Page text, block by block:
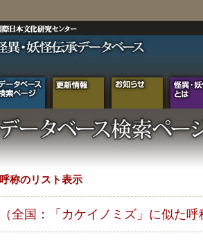
呼称のリスト表示
（全国：「カケイノミズ」に似た呼